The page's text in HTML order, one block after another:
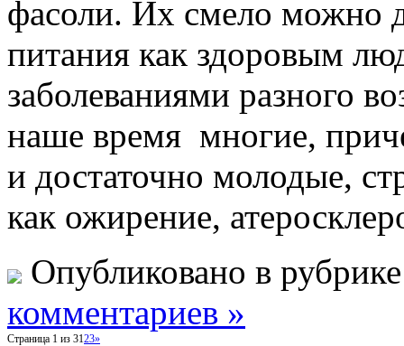
фасоли. Их смело можно
питания как здоровым
заболеваниями разного
наше время многие,
и достаточно молодые,
как ожирение,
Опубликовано в
комментариев »
Страница 1 из 3123»